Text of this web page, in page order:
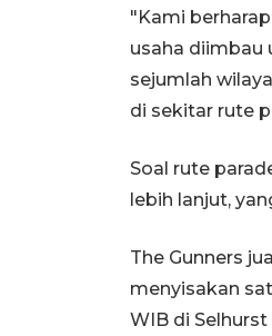
"Kami
usaha diimbau
sejumlah
di sekitar rute
Soal rute
lebih lanjut,
The Gunners
menyisakan
WIB di